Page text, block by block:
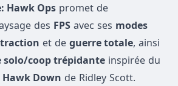
Hawk Ops promet de
des FPS avec ses modes
et de guerre totale, ainsi
solo/coop trépidante inspirée du
Hawk Down de Ridley Scott.